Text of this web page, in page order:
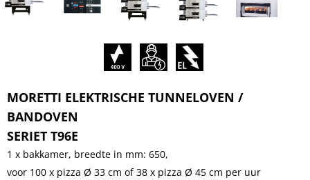
MORETTI ELEKTRISCHE TUNNELOVEN /
BANDOVEN
SERIET T96E
1 x bakkamer, breedte in mm: 650,
voor 100 x pizza Ø 33 cm of 38 x pizza Ø 45 cm per uur